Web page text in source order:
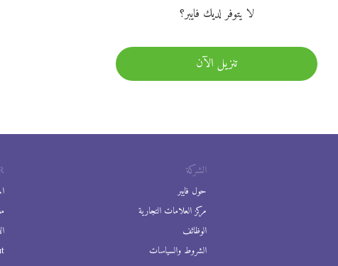
لا يتوفر لديك فايبر؟
تنزيل الآن
الشركة
حول فايبر
مركز العلامات التجارية
الوظائف
الشروط والسياسات